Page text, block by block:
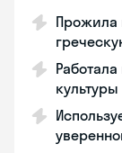
Прожила